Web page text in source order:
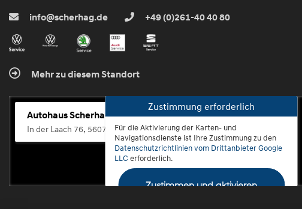
info@scherhag.de +49 (0)261-40 40 80
Mehr zu diesem Standort
Autohaus Scherhag
In der Laach 76, 56072 Koblenz-Güls
Zustimmung erforderlich
Für die Aktivierung der Karten- und
Navigationsdienste ist Ihre Zustimmung zu den
Datenschutzrichtlinien vom Drittanbieter Google
LLC erforderlich.
Zustimmen und aktivieren